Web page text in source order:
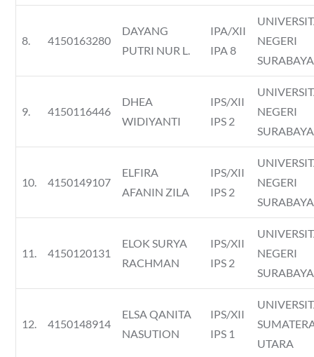
8. 4150163280
DAYANG
PUTRI NUR L.
IPA/XII
IPA 8
NEGERI
SURABAYA
9. 4150116446
DHEA
WIDIYANTI
IPS/XII
IPS 2
NEGERI
SURABAYA
10. 4150149107
ELFIRA
AFANIN ZILA
IPS/XII
IPS 2
NEGERI
SURABAYA
11. 4150120131
ELOK SURYA
RACHMAN
IPS/XII
IPS 2
NEGERI
SURABAYA
12. 4150148914
ELSA QANITA
NASUTION
IPS/XII
IPS 1
UTARA